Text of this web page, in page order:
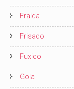
Fralda
Frisado
Fuxico
Gola